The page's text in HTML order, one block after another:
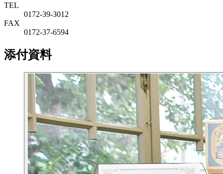
TEL
0172-39-3012
FAX
0172-37-6594
添付資料